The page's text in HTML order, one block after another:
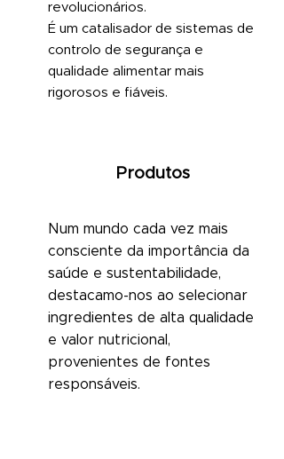
revolucionários.
É um catalisador de sistemas de
controlo de segurança e
qualidade alimentar mais
rigorosos e fiáveis.
Produtos
Num mundo cada vez mais
consciente da importância da
saúde e sustentabilidade,
destacamo-nos ao selecionar
ingredientes de alta qualidade
e valor nutricional,
provenientes de fontes
responsáveis.